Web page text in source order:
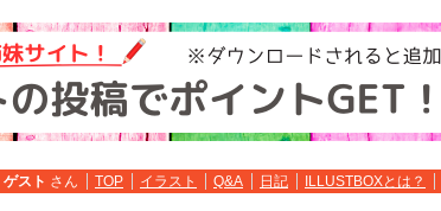
ゲスト さん TOP イラスト Q&A 日記 ILLUSTBOXとは？